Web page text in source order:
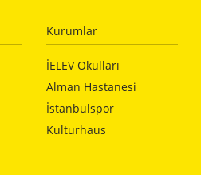
Kurumlar
İELEV Okulları
Alman Hastanesi
İstanbulspor
Kulturhaus